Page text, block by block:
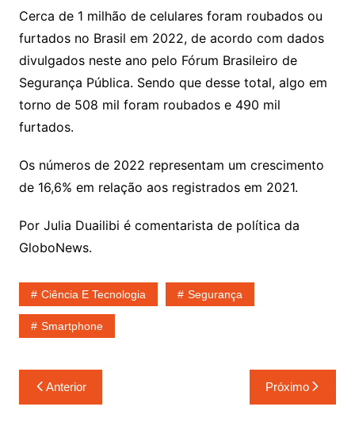
Cerca de 1 milhão de celulares foram roubados ou
furtados no Brasil em 2022, de acordo com dados
divulgados neste ano pelo Fórum Brasileiro de
Segurança Pública. Sendo que desse total, algo em
torno de 508 mil foram roubados e 490 mil
furtados.
Os números de 2022 representam um crescimento
de 16,6% em relação aos registrados em 2021.
Por Julia Duailibi é comentarista de política da
GloboNews.
Ciência E Tecnologia Segurança
Smartphone
Navegação
de
Anterior Próximo